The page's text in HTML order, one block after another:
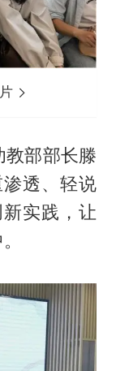
教部部长滕
透、轻说
实践，让